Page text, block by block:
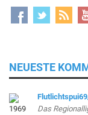
NEUESTE
Das